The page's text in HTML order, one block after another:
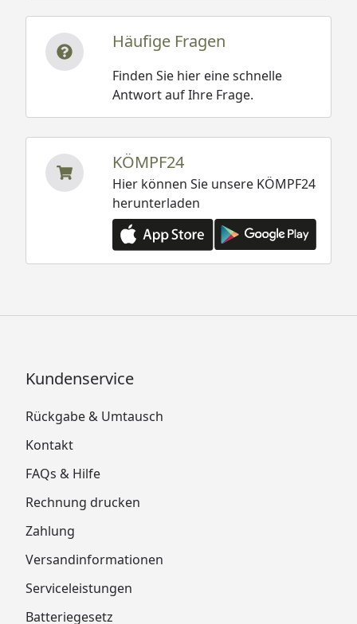
Häufige Fragen
Finden Sie hier eine schnelle
Antwort auf Ihre Frage.
KÖMPF24
Hier können Sie unsere KÖMPF24
herunterladen
Kundenservice
Rückgabe & Umtausch
Kontakt
FAQs & Hilfe
Rechnung drucken
Zahlung
Versandinformationen
Serviceleistungen
Batteriegesetz